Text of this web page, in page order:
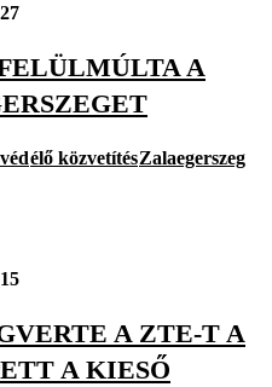
A
élő közvetítésZalaegerszeg
A ZTE-T A
A KIESŐ